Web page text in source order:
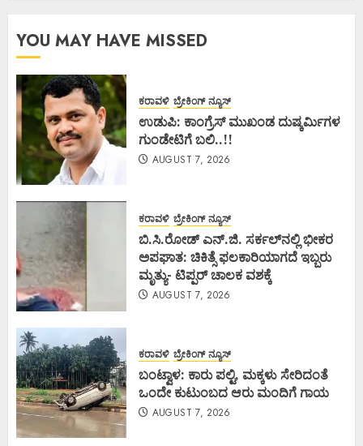
YOU MAY HAVE MISSED
ಕರಾವಳಿ ಬ್ರೇಕಿಂಗ್ ನ್ಯೂಸ್
ಉಡುಪಿ: ಕಾಂಗ್ರೆಸ್ ಮುಖಂಡ ದುಷ್ಕರ್ಮಿಗಳ
ಗುಂಡೇಟಿಗೆ ಬಲಿ..!!
AUGUST 7, 2026
ಕರಾವಳಿ ಬ್ರೇಕಿಂಗ್ ನ್ಯೂಸ್
ಬಿ.ಸಿ.ರೋಡ್ ಎನ್.ಜಿ. ಸರ್ಕಲ್‌ನಲ್ಲಿ ಭೀಕರ
ಅಪಘಾತ: ಚಿಕಿತ್ಸೆ ಫಲಕಾರಿಯಾಗದೆ ಇಬ್ಬರು
ಮೃತ್ಯು- ಟಿಪ್ಪರ್ ಚಾಲಕ ವಶಕ್ಕೆ
AUGUST 7, 2026
ಕರಾವಳಿ ಬ್ರೇಕಿಂಗ್ ನ್ಯೂಸ್
ಬಂಟ್ವಾಳ: ಕಾರು ಪಲ್ಟಿ, ಮಕ್ಕಳು ಸೇರಿದಂತೆ
ಒಂದೇ ಕುಟುಂಬದ ಆರು ಮಂದಿಗೆ ಗಾಯ
AUGUST 7, 2026